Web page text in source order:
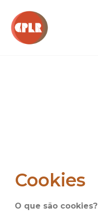
Cookies
O que são cookies?